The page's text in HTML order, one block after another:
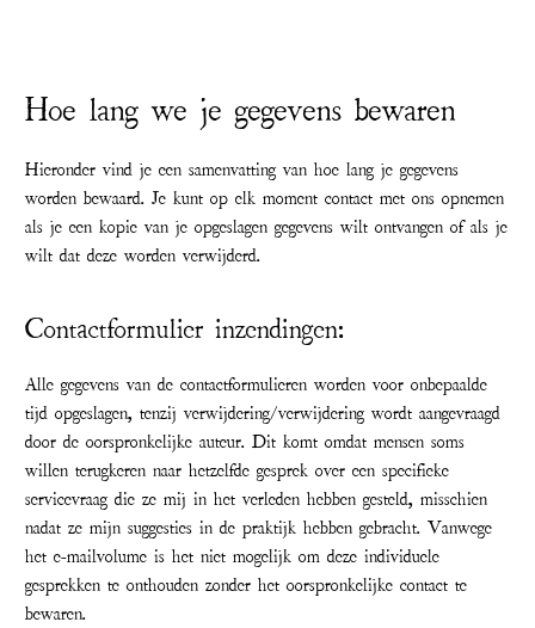
Hoe lang we je gegevens bewaren
Hieronder vind je een samenvatting van hoe lang je gegevens
worden bewaard. Je kunt op elk moment contact met ons opnemen
als je een kopie van je opgeslagen gegevens wilt ontvangen of als je
wilt dat deze worden verwijderd.
Contactformulier inzendingen:
Alle gegevens van de contactformulieren worden voor onbepaalde
tijd opgeslagen, tenzij verwijdering/verwijdering wordt aangevraagd
door de oorspronkelijke auteur. Dit komt omdat mensen soms
willen terugkeren naar hetzelfde gesprek over een specifieke
servicevraag die ze mij in het verleden hebben gesteld, misschien
nadat ze mijn suggesties in de praktijk hebben gebracht. Vanwege
het e-mailvolume is het niet mogelijk om deze individuele
gesprekken te onthouden zonder het oorspronkelijke contact te
bewaren.